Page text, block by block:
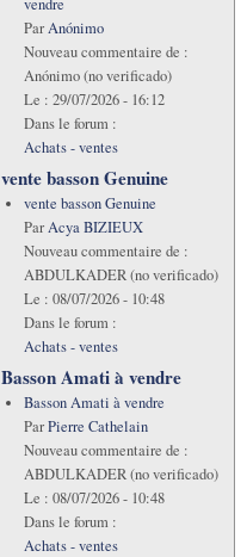
ParAnónimo
Nouveau commentaire de :
Anónimo (no verificado)
Le : 29/07/2026 - 16:12
Dans le forum :
Achats - ventes
vente basson Genuine
vente basson Genuine
ParAcya BIZIEUX
Nouveau commentaire de :
ABDULKADER (no verificado)
Le : 08/07/2026 - 10:48
Dans le forum :
Achats - ventes
Basson Amati à vendre
Basson Amati à vendre
ParPierre Cathelain
Nouveau commentaire de :
ABDULKADER (no verificado)
Le : 08/07/2026 - 10:48
Dans le forum :
Achats - ventes